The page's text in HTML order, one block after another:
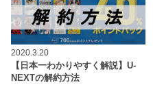
2020.3.20
【日本一わかりやすく解説】U-
NEXTの解約方法